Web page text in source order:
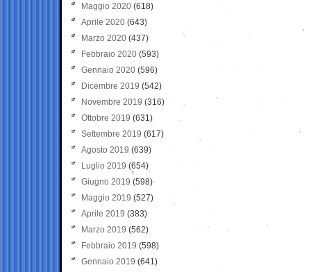
Maggio 2020 (618)
Aprile 2020 (643)
Marzo 2020 (437)
Febbraio 2020 (593)
Gennaio 2020 (596)
Dicembre 2019 (542)
Novembre 2019 (316)
Ottobre 2019 (631)
Settembre 2019 (617)
Agosto 2019 (639)
Luglio 2019 (654)
Giugno 2019 (598)
Maggio 2019 (527)
Aprile 2019 (383)
Marzo 2019 (562)
Febbraio 2019 (598)
Gennaio 2019 (641)